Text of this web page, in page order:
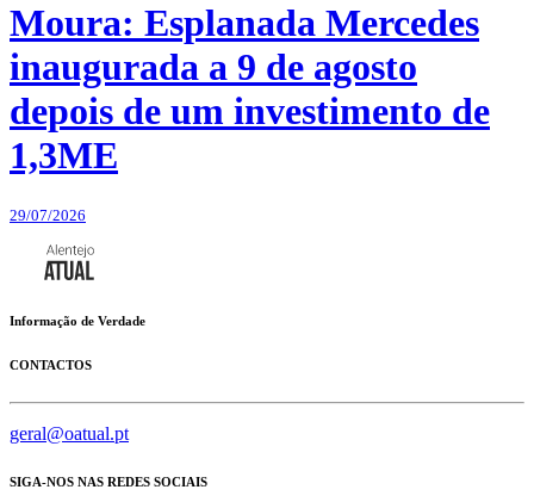
Moura: Esplanada Mercedes
inaugurada a 9 de agosto
depois de um investimento de
1,3ME
29/07/2026
Informação de Verdade
CONTACTOS
geral@oatual.pt
SIGA-NOS NAS REDES SOCIAIS